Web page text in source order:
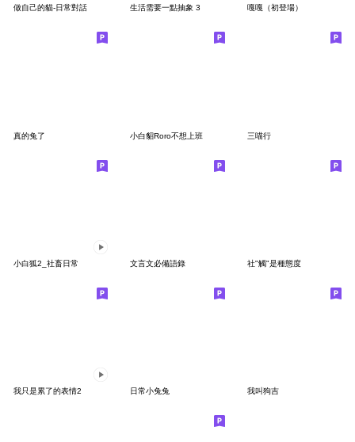
做自己的貓-日常對話 生活需要一點抽象 3 嘎嘎（初登場）
真的兔了 小白貂Roro不想上班 三喵行
小白狐2_社畜日常 文言文必備語錄 社"觸"是種態度
我只是累了的表情2 日常小兔兔 我叫狗吉